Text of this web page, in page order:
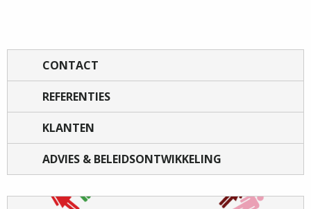
CONTACT
REFERENTIES
KLANTEN
ADVIES & BELEIDSONTWIKKELING